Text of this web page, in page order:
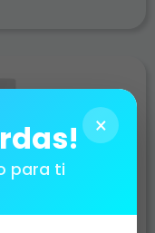
×
para ti